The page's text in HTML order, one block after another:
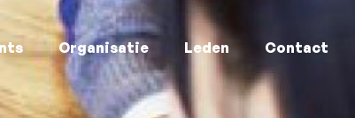
Organisatie Leden Contact